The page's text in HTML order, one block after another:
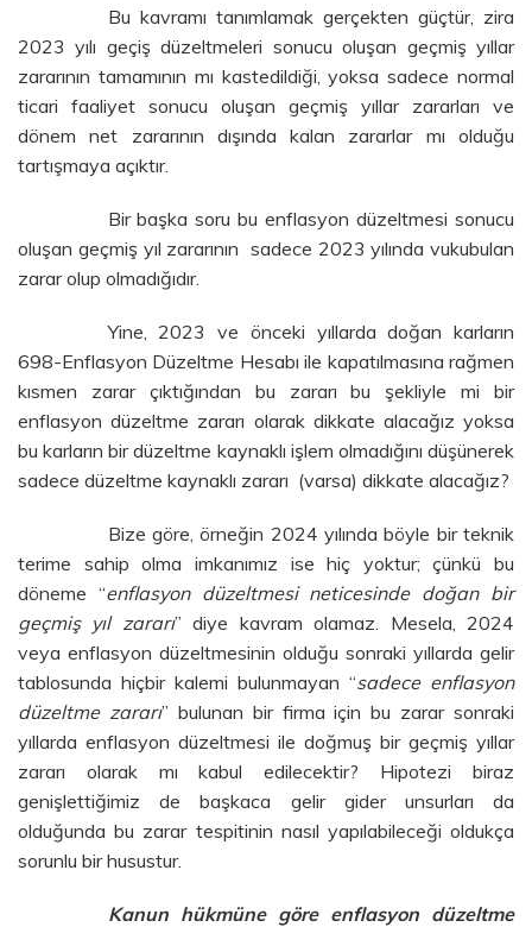
Bu kavramı tanımlamak gerçekten güçtür, zira
2023 yılı geçiş düzeltmeleri sonucu oluşan geçmiş yıllar
zararının tamamının mı kastedildiği, yoksa sadece normal
ticari faaliyet sonucu oluşan geçmiş yıllar zararları ve
dönem net zararının dışında kalan zararlar mı olduğu
tartışmaya açıktır.
Bir başka soru bu enflasyon düzeltmesi sonucu
oluşan geçmiş yıl zararının sadece 2023 yılında vukubulan
zarar olup olmadığıdır.
Yine, 2023 ve önceki yıllarda doğan karların
698-Enflasyon Düzeltme Hesabı ile kapatılmasına rağmen
kısmen zarar çıktığından bu zararı bu şekliyle mi bir
enflasyon düzeltme zararı olarak dikkate alacağız yoksa
bu karların bir düzeltme kaynaklı işlem olmadığını düşünerek
sadece düzeltme kaynaklı zararı (varsa) dikkate alacağız?
Bize göre, örneğin 2024 yılında böyle bir teknik
terime sahip olma imkanımız ise hiç yoktur; çünkü bu
döneme “enflasyon düzeltmesi neticesinde doğan bir
geçmiş yıl zararı” diye kavram olamaz. Mesela, 2024
veya enflasyon düzeltmesinin olduğu sonraki yıllarda gelir
tablosunda hiçbir kalemi bulunmayan “sadece enflasyon
düzeltme zararı” bulunan bir firma için bu zarar sonraki
yıllarda enflasyon düzeltmesi ile doğmuş bir geçmiş yıllar
zararı olarak mı kabul edilecektir? Hipotezi biraz
genişlettiğimiz de başkaca gelir gider unsurları da
olduğunda bu zarar tespitinin nasıl yapılabileceği oldukça
sorunlu bir husustur.
Kanun hükmüne göre enflasyon düzeltme